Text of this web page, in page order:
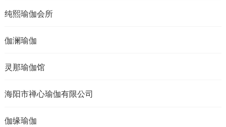
纯熙瑜伽会所
伽澜瑜伽
灵那瑜伽馆
海阳市禅心瑜伽有限公司
伽缘瑜伽